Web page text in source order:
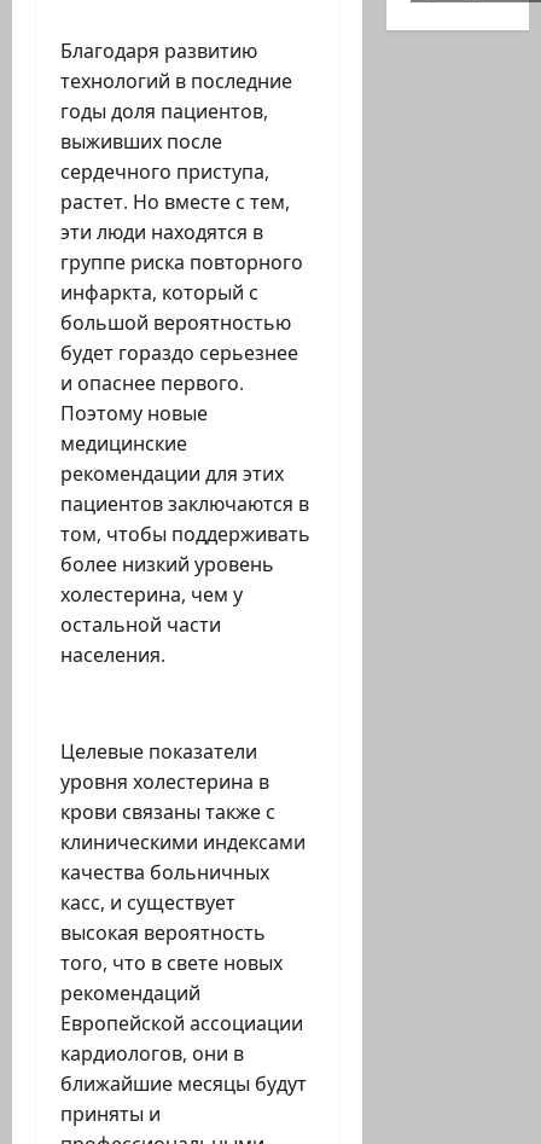
Благодаря развитию
технологий в последние
годы доля пациентов,
выживших после
сердечного приступа,
растет. Но вместе с тем,
эти люди находятся в
группе риска повторного
инфаркта, который с
большой вероятностью
будет гораздо серьезнее
и опаснее первого.
Поэтому новые
медицинские
рекомендации для этих
пациентов заключаются в
том, чтобы поддерживать
более низкий уровень
холестерина, чем у
остальной части
населения.
Целевые показатели
уровня холестерина в
крови связаны также с
клиническими индексами
качества больничных
касс, и существует
высокая вероятность
того, что в свете новых
рекомендаций
Европейской ассоциации
кардиологов, они в
ближайшие месяцы будут
приняты и